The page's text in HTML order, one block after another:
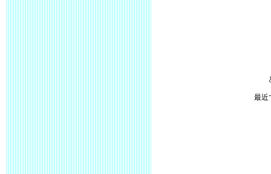
最近